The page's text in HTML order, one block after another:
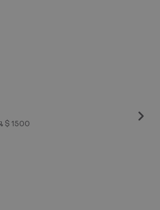
$ 1500